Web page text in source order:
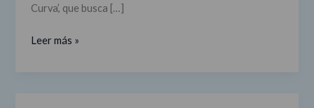
Curva’, que busca […]
con
proyecto
Leer más »